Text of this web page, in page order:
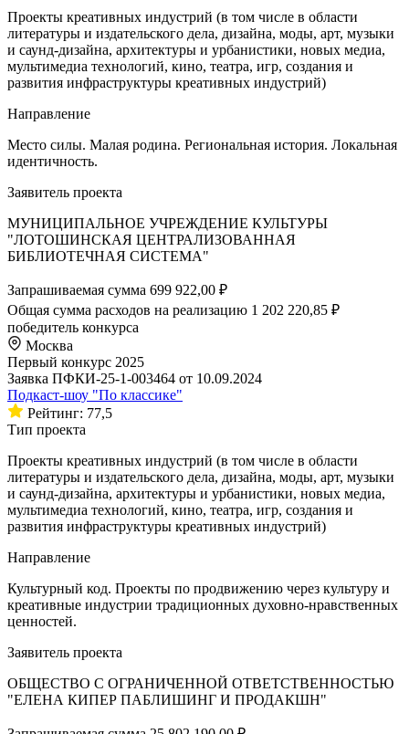
Проекты креативных индустрий (в том числе в области
литературы и издательского дела, дизайна, моды, арт, музыки
и саунд-дизайна, архитектуры и урбанистики, новых медиа,
мультимедиа технологий, кино, театра, игр, создания и
развития инфраструктуры креативных индустрий)
Направление
Место силы. Малая родина. Региональная история. Локальная
идентичность.
Заявитель проекта
МУНИЦИПАЛЬНОЕ УЧРЕЖДЕНИЕ КУЛЬТУРЫ
"ЛОТОШИНСКАЯ ЦЕНТРАЛИЗОВАННАЯ
БИБЛИОТЕЧНАЯ СИСТЕМА"
Запрашиваемая сумма 699 922,00 ₽
Общая сумма расходов на реализацию 1 202 220,85 ₽
победитель конкурса
Москва
Первый конкурс 2025
Заявка ПФКИ-25-1-003464 от 10.09.2024
Подкаст-шоу "По классике"
Рейтинг: 77,5
Тип проекта
Проекты креативных индустрий (в том числе в области
литературы и издательского дела, дизайна, моды, арт, музыки
и саунд-дизайна, архитектуры и урбанистики, новых медиа,
мультимедиа технологий, кино, театра, игр, создания и
развития инфраструктуры креативных индустрий)
Направление
Культурный код. Проекты по продвижению через культуру и
креативные индустрии традиционных духовно-нравственных
ценностей.
Заявитель проекта
ОБЩЕСТВО С ОГРАНИЧЕННОЙ ОТВЕТСТВЕННОСТЬЮ
"ЕЛЕНА КИПЕР ПАБЛИШИНГ И ПРОДАКШН"